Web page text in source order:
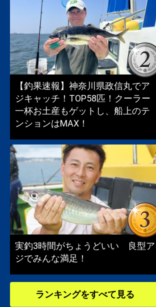
【釣果速報】神奈川県政信丸でア
ジキャッチ！TOP58匹！クーラー
一杯お土産もゲットし、船上のテ
ンションはMAX！
実釣3時間がちょうどいい 良型ア
ジでみんな満足！
ランキングをすべて見る